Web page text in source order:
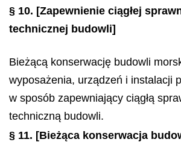
§ 10. [Zapewnienie ciągłej
technicznej budowli]
Bieżącą konserwację budowli
wyposażenia, urządzeń i instalacji
w sposób zapewniający ciągłą
techniczną budowli.
§ 11. [Bieżąca konserwacja